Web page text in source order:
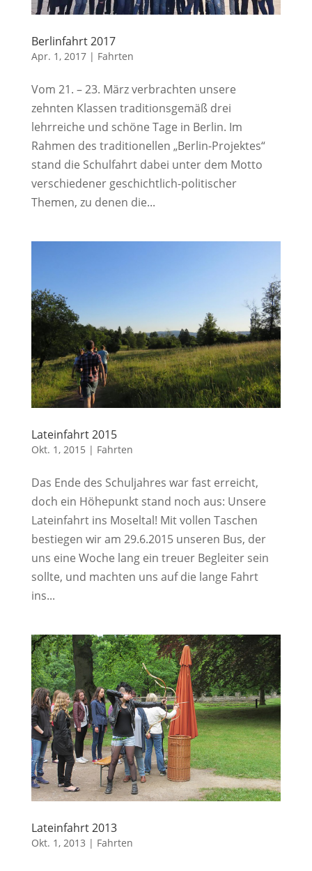
Berlinfahrt 2017
Apr. 1, 2017| Fahrten
Vom 21. – 23. März verbrachten unsere
zehnten Klassen traditionsgemäß drei
lehrreiche und schöne Tage in Berlin. Im
Rahmen des traditionellen „Berlin-Projektes“
stand die Schulfahrt dabei unter dem Motto
verschiedener geschichtlich-politischer
Themen, zu denen die...
Lateinfahrt 2015
Okt. 1, 2015 | Fahrten
Das Ende des Schuljahres war fast erreicht,
doch ein Höhepunkt stand noch aus: Unsere
Lateinfahrt ins Moseltal! Mit vollen Taschen
bestiegen wir am 29.6.2015 unseren Bus, der
uns eine Woche lang ein treuer Begleiter sein
sollte, und machten uns auf die lange Fahrt
ins...
Lateinfahrt 2013
Okt. 1, 2013 | Fahrten